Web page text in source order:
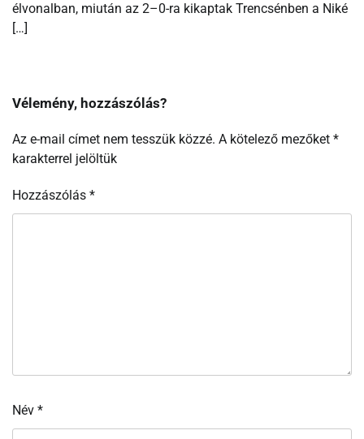
élvonalban, miután az 2–0-ra kikaptak Trencsénben a Niké
[…]
Vélemény, hozzászólás?
Az e-mail címet nem tesszük közzé. A kötelező mezőket *
karakterrel jelöltük
Hozzászólás *
Név *